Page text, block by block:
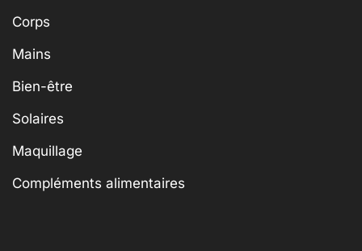
Corps
Mains
Bien-être
Solaires
Maquillage
Compléments alimentaires